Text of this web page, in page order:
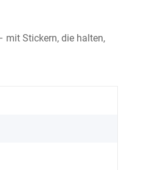
mit Stickern, die halten,